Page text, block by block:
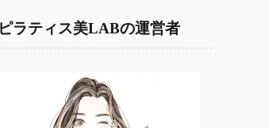
ピラティス美LABの運営者